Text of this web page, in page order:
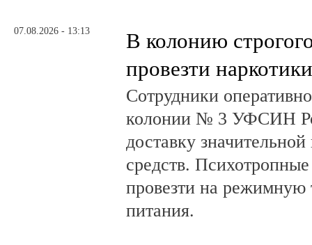
07.08.2026 - 13:13
В колонию
провезти наркотики
Сотрудники
колонии № 3 УФСИН
доставку
средств.
провезти на режимную
питания.